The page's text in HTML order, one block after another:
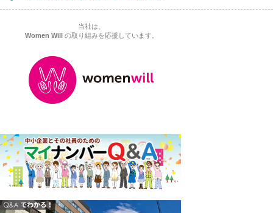
当社は、
Women Willの取り組みを応援しています。